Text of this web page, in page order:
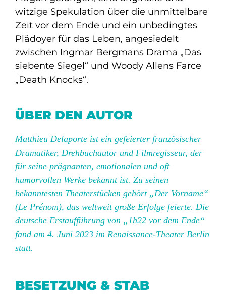
witzige Spekulation über die unmittelbare
Zeit vor dem Ende und ein unbedingtes
Plädoyer für das Leben, angesiedelt
zwischen Ingmar Bergmans Drama „Das
siebente Siegel“ und Woody Allens Farce
„Death Knocks“.
ÜBER DEN AUTOR
Matthieu Delaporte ist ein gefeierter französischer
Dramatiker, Drehbuchautor und Filmregisseur, der
für seine prägnanten, emotionalen und oft
humorvollen Werke bekannt ist. Zu seinen
bekanntesten Theaterstücken gehört „Der Vorname“
(Le Prénom), das weltweit große Erfolge feierte. Die
deutsche Erstaufführung von „1h22 vor dem Ende“
fand am 4. Juni 2023 im Renaissance-Theater Berlin
statt.
BESETZUNG & STAB